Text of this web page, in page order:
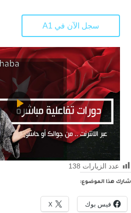
سجل الآن في A1
عدد الزيارات 138
شارك هذا الموضوع:
فيس بوك X